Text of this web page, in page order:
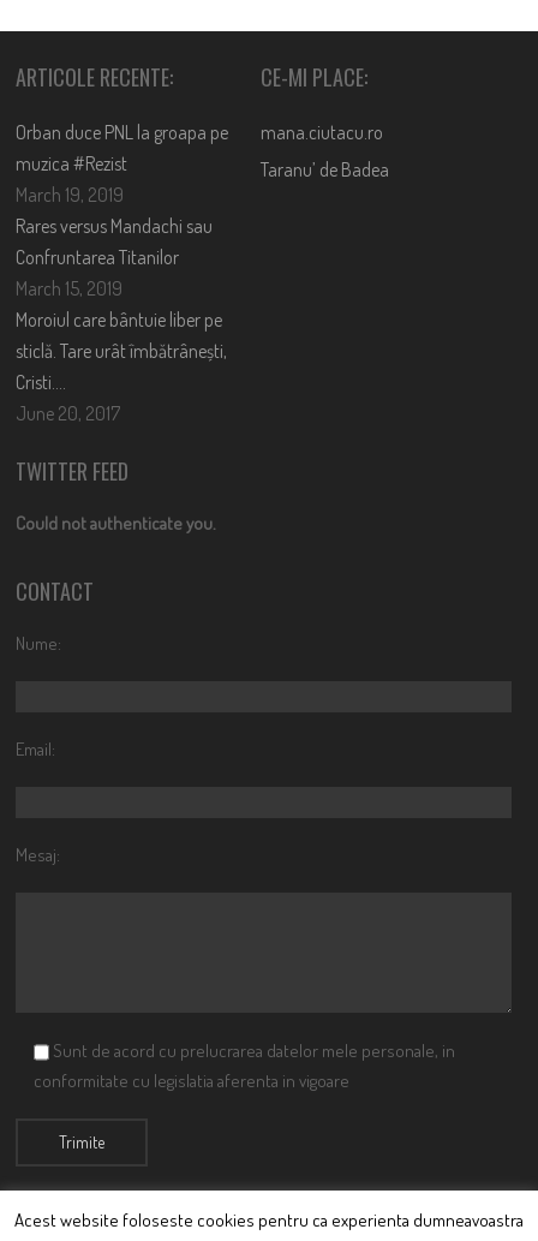
ARTICOLE RECENTE:
Orban duce PNL la groapa pe
muzica #Rezist
March 19, 2019
Rares versus Mandachi sau
Confruntarea Titanilor
March 15, 2019
Moroiul care bântuie liber pe
sticlă. Tare urât îmbătrânești,
Cristi….
June 20, 2017
CE-MI PLACE:
mana.ciutacu.ro
Taranu’ de Badea
TWITTER FEED
Could not authenticate you.
CONTACT
Nume:
Email:
Mesaj:
Sunt de acord cu prelucrarea datelor mele personale, in
conformitate cu legislatia aferenta in vigoare
Acest website foloseste cookies pentru ca experienta dumneavoastra